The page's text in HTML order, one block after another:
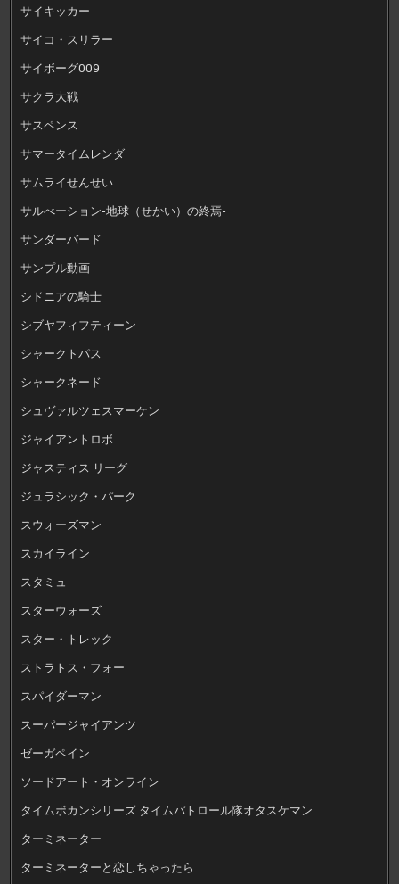
サイキッカー
サイコ・スリラー
サイボーグ009
サクラ大戦
サスペンス
サマータイムレンダ
サムライせんせい
サルべーション-地球（せかい）の終焉-
サンダーバード
サンプル動画
シドニアの騎士
シブヤフィフティーン
シャークトパス
シャークネード
シュヴァルツェスマーケン
ジャイアントロボ
ジャスティス リーグ
ジュラシック・パーク
スウォーズマン
スカイライン
スタミュ
スターウォーズ
スター・トレック
ストラトス・フォー
スパイダーマン
スーパージャイアンツ
ゼーガペイン
ソードアート・オンライン
タイムボカンシリーズ タイムパトロール隊オタスケマン
ターミネーター
ターミネーターと恋しちゃったら